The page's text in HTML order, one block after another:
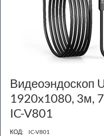
Видеоэндоскоп
1920x1080, 3м,
IC-V801
КОД: IC-V801